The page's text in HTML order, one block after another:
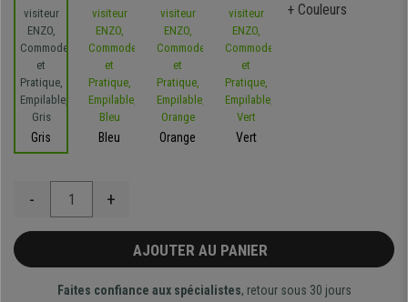
Gris Bleu Orange Vert
+ Couleurs
- +
AJOUTER AU PANIER
Faites confiance aux spécialistes, retour sous 30 jours